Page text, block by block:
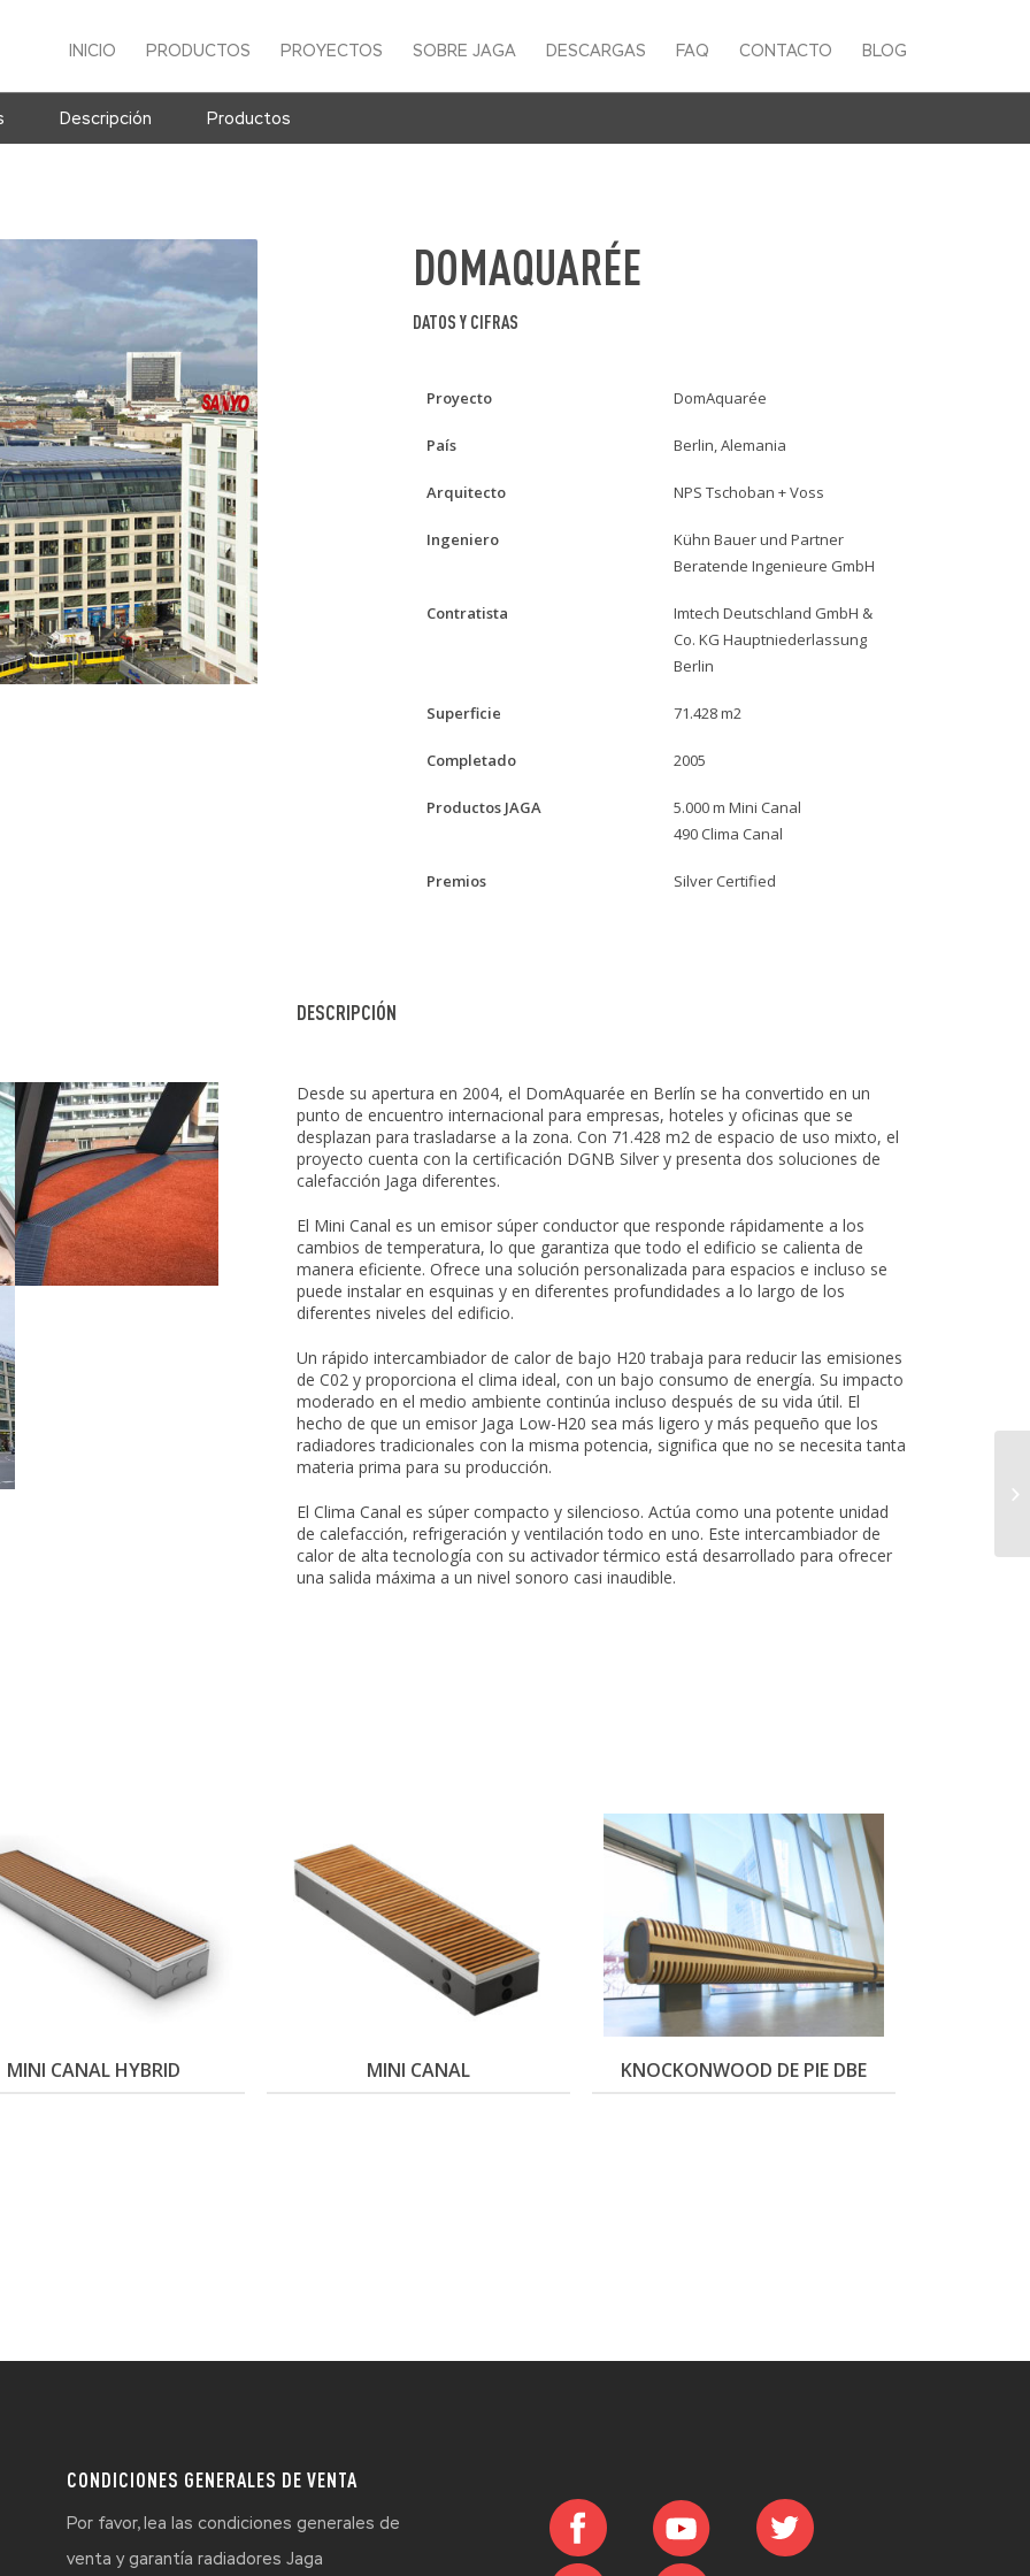
INICIO PRODUCTOS PROYECTOS SOBRE JAGA DESCARGAS FAQ CONTACTO BLOG
Descripción Productos
DOMAQUARÉE
DATOS Y CIFRAS
Proyecto DomAquarée
País Berlin, Alemania
Arquitecto NPS Tschoban + Voss
Ingeniero
Kühn Bauer und Partner
Beratende Ingenieure GmbH
Contratista
Imtech Deutschland GmbH &
Co. KG Hauptniederlassung
Berlin
Superficie 71.428 m2
Completado 2005
Productos JAGA
5.000 m Mini Canal
490 Clima Canal
Premios Silver Certified
DESCRIPCIÓN
Desde su apertura en 2004, el DomAquarée en Berlín se ha convertido en un
punto de encuentro internacional para empresas, hoteles y oficinas que se
desplazan para trasladarse a la zona. Con 71.428 m2 de espacio de uso mixto, el
proyecto cuenta con la certificación DGNB Silver y presenta dos soluciones de
calefacción Jaga diferentes.
El Mini Canal es un emisor súper conductor que responde rápidamente a los
cambios de temperatura, lo que garantiza que todo el edificio se calienta de
manera eficiente. Ofrece una solución personalizada para espacios e incluso se
puede instalar en esquinas y en diferentes profundidades a lo largo de los
diferentes niveles del edificio.
Un rápido intercambiador de calor de bajo H20 trabaja para reducir las emisiones
de C02 y proporciona el clima ideal, con un bajo consumo de energía. Su impacto
moderado en el medio ambiente continúa incluso después de su vida útil. El
hecho de que un emisor Jaga Low-H20 sea más ligero y más pequeño que los
radiadores tradicionales con la misma potencia, significa que no se necesita tanta
materia prima para su producción.
El Clima Canal es súper compacto y silencioso. Actúa como una potente unidad
de calefacción, refrigeración y ventilación todo en uno. Este intercambiador de
calor de alta tecnología con su activador térmico está desarrollado para ofrecer
una salida máxima a un nivel sonoro casi inaudible.
MINI CANAL HYBRID MINI CANAL KNOCKONWOOD DE PIE DBE
CONDICIONES GENERALES DE VENTA
Por favor, lea las condiciones generales de
venta y garantía radiadores Jaga